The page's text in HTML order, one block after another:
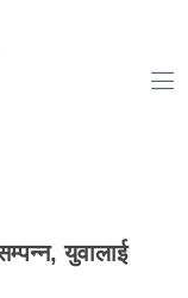
युवालाई